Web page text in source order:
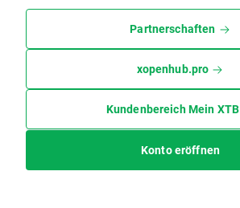
Partnerschaften
xopenhub.pro
Kundenbereich Mein XTB
Konto eröffnen